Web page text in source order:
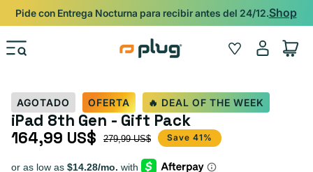
Ir al contenido
Pide con Entrega Nocturna para recibir antes del 24/12.Shop
Wishlist
Iniciar
sesión
Carrito
AGOTADO OFERTA 🔥 DEAL OF THE WEEK
iPad 8th Gen - Gift Pack
Precio de oferta
164,99 US$
Precio habitual 279,99 US$ Save 41%